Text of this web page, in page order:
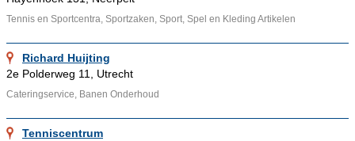
Tennis en Sportcentra, Sportzaken, Sport, Spel en Kleding Artikelen
Richard Huijting
2e Polderweg 11, Utrecht
Cateringservice, Banen Onderhoud
Tenniscentrum